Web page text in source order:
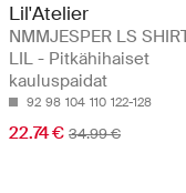
Lil'Atelier
NMMJESPER LS
LIL - Pitkähihaiset
kauluspaidat
92 98 104 110 122-128
22.74 € 34.99 €